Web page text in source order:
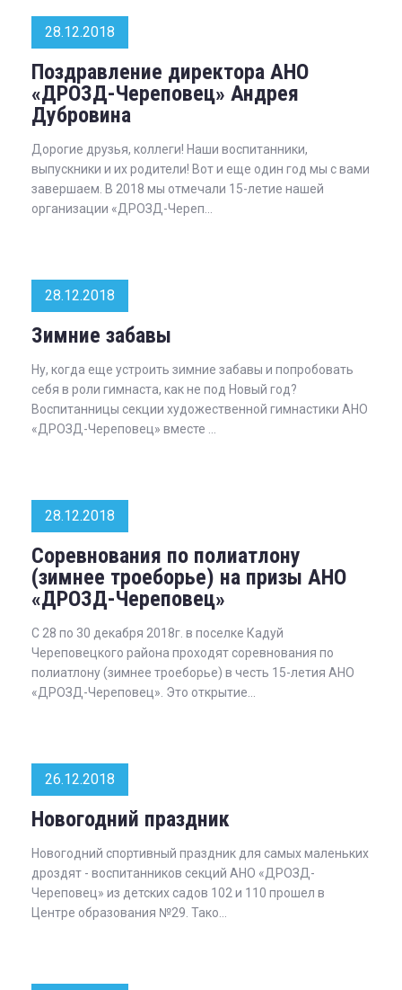
28.12.2018
Поздравление директора АНО
«ДРОЗД-Череповец» Андрея
Дубровина
Дорогие друзья, коллеги! Наши воспитанники,
выпускники и их родители! Вот и еще один год мы с вами
завершаем. В 2018 мы отмечали 15-летие нашей
организации «ДРОЗД-Череп...
28.12.2018
Зимние забавы
Ну, когда еще устроить зимние забавы и попробовать
себя в роли гимнаста, как не под Новый год?
Воспитанницы секции художественной гимнастики АНО
«ДРОЗД-Череповец» вместе ...
28.12.2018
Соревнования по полиатлону
(зимнее троеборье) на призы АНО
«ДРОЗД-Череповец»
С 28 по 30 декабря 2018г. в поселке Кадуй
Череповецкого района проходят соревнования по
полиатлону (зимнее троеборье) в честь 15-летия АНО
«ДРОЗД-Череповец». Это открытие...
26.12.2018
Новогодний праздник
Новогодний спортивный праздник для самых маленьких
дроздят - воспитанников секций АНО «ДРОЗД-
Череповец» из детских садов 102 и 110 прошел в
Центре образования №29. Тако...